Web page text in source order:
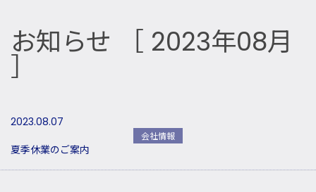
お知らせ ［ 2023年08月
］
2023.08.07
会社情報
夏季休業のご案内